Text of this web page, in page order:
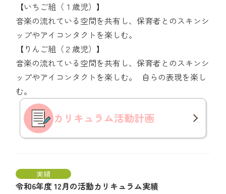
【いちご組（１歳児）】
音楽の流れている空間を共有し、保育者とのスキンシ
ップやアイコンタクトを楽しむ。
【りんご組（２歳児）】
音楽の流れている空間を共有し、保育者とのスキンシ
ップやアイコンタクトを楽しむ。 自らの表現を楽し
む。
カリキュラム活動計画
実績
令和6年度 12月の活動カリキュラム実績